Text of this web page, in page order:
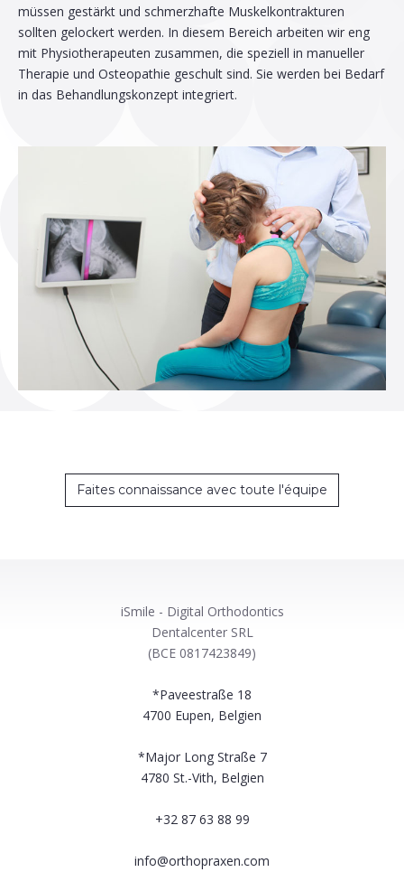
müssen gestärkt und schmerzhafte Muskelkontrakturen
sollten gelockert werden. In diesem Bereich arbeiten wir eng
mit Physiotherapeuten zusammen, die speziell in manueller
Therapie und Osteopathie geschult sind. Sie werden bei Bedarf
in das Behandlungskonzept integriert.
Faites connaissance avec toute l'équipe
iSmile - Digital Orthodontics
Dentalcenter SRL
(BCE 0817423849)
*Paveestraße 18
4700 Eupen, Belgien
*Major Long Straße 7
4780 St.-Vith, Belgien
+32 87 63 88 99
info@orthopraxen.com